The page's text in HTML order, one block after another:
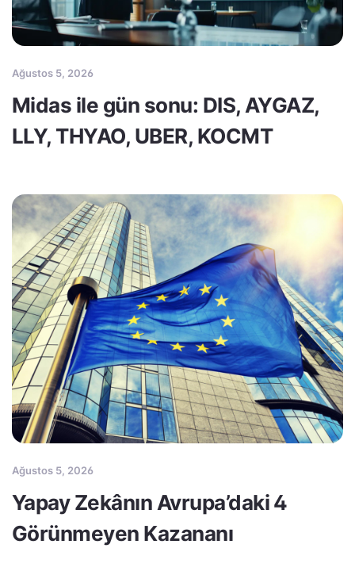
Ağustos 5, 2026
Midas ile gün sonu: DIS, AYGAZ,
LLY, THYAO, UBER, KOCMT
Ağustos 5, 2026
Yapay Zekânın Avrupa’daki 4
Görünmeyen Kazananı